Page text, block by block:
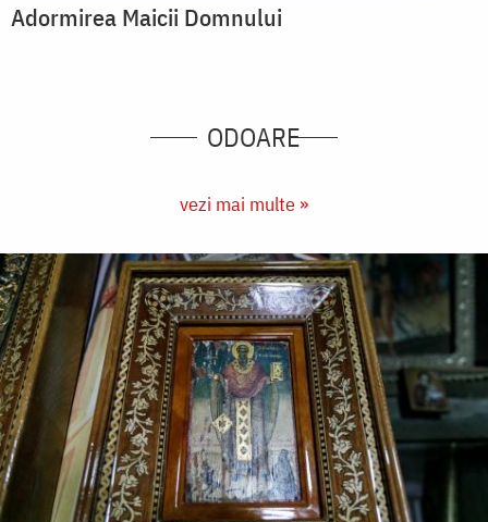
Adormirea Maicii Domnului
ODOARE
vezi mai multe »